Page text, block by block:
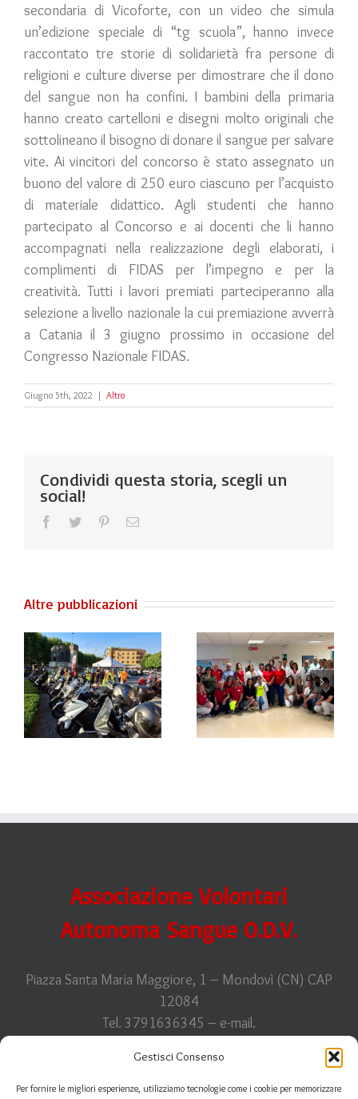
Gestisci Consenso
Per fornire le migliori esperienze, utilizziamo tecnologie come i cookie per memorizzare
secondaria di Vicoforte, con un video che simula
un’edizione speciale di “tg scuola”, hanno invece
raccontato tre storie di solidarietà fra persone di
religioni e culture diverse per dimostrare che il dono
del sangue non ha confini. I bambini della primaria
hanno creato cartelloni e disegni molto originali che
sottolineano il bisogno di donare il sangue per salvare
vite. Ai vincitori del concorso è stato assegnato un
buono del valore di 250 euro ciascuno per l’acquisto
di materiale didattico. Agli studenti che hanno
partecipato al Concorso e ai docenti che li hanno
accompagnati nella realizzazione degli elaborati, i
complimenti di FIDAS per l’impegno e per la
creatività. Tutti i lavori premiati parteciperanno alla
selezione a livello nazionale la cui premiazione avverrà
a Catania il 3 giugno prossimo in occasione del
Congresso Nazionale FIDAS.
Giugno 5th, 2022 | Altro
Condividi questa storia, scegli un
social!
Facebook
Twitter PinterestEmail
Altre pubblicazioni
P L A S M I
AMO la Vita
Congresso
Nazionale
Fidas 2026 –
Pordenone
Associazione Volontari
Autonoma Sangue O.D.V.
Piazza Santa Maria Maggiore, 1 – Mondovì (CN) CAP
12084
Tel. 3791636345 – e-mail.
C.F. 93011910044